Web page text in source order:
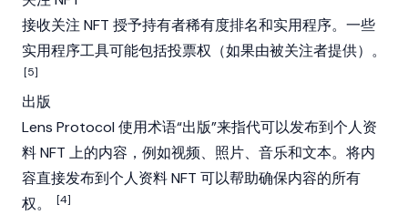
接收关注 NFT 授予持有者稀有度排名和实用程序。一些
实用程序工具可能包括投票权（如果由被关注者提供）。
[5]
出版
Lens Protocol 使用术语“出版”来指代可以发布到个人资
料 NFT 上的内容，例如视频、照片、音乐和文本。将内
容直接发布到个人资料 NFT 可以帮助确保内容的所有
权。
[4]